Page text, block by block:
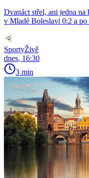
Dvanáct střel, ani jedna na
v Mladé Boleslavi 0:2 a
SportyŽivě
dnes, 16:30
3 min